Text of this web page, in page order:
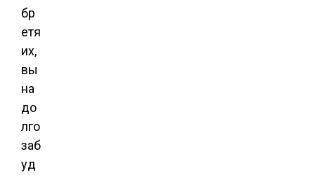
бр
етя
их,
вы
на
до
лго
заб
уд